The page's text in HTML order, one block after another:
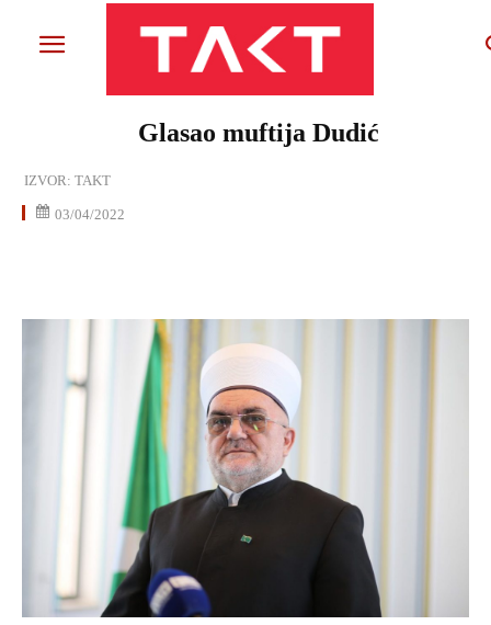
Glasao muftija Dudić
IZVOR: TAKT
03/04/2022